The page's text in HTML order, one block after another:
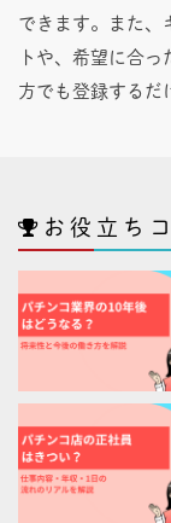
できます。また、
トや、希望に合
方でも登録するだ
お役立ち